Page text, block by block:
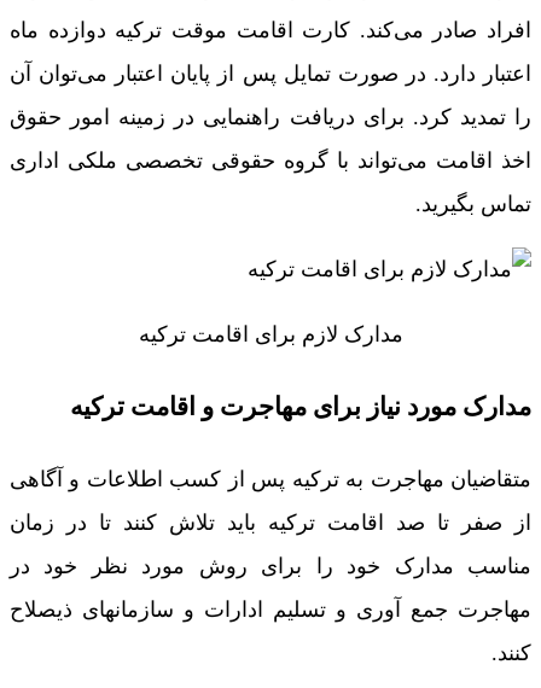
افراد صادر می‌کند. کارت اقامت موقت ترکیه دوازده ماه
اعتبار دارد. در صورت تمایل پس از پایان اعتبار می‌توان آن
را تمدید کرد. برای دریافت راهنمایی در زمینه امور حقوق
اخذ اقامت می‌تواند با گروه حقوقی تخصصی ملکی اداری
تماس بگیرید.
مدارک لازم برای اقامت ترکیه
مدارک مورد نیاز برای مهاجرت و اقامت ترکیه
متقاضیان مهاجرت به ترکیه پس از کسب اطلاعات و آگاهی
از صفر تا صد اقامت ترکیه باید تلاش کنند تا در زمان
مناسب مدارک خود را برای روش مورد نظر خود در
مهاجرت جمع آوری و تسلیم ادارات و سازمانهای ذیصلاح
کنند.